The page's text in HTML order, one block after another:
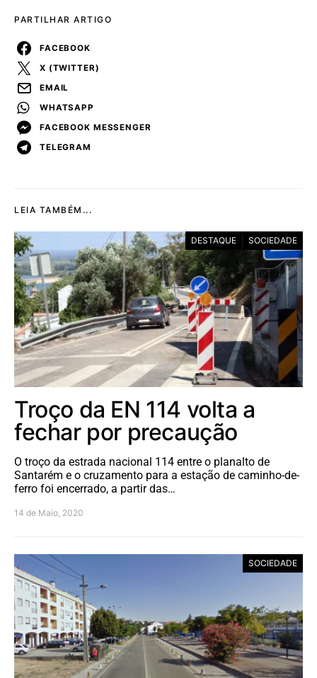
PARTILHAR ARTIGO
FACEBOOK
X (TWITTER)
EMAIL
WHATSAPP
FACEBOOK MESSENGER
TELEGRAM
LEIA TAMBÉM...
DESTAQUE SOCIEDADE
Troço da EN 114 volta a
fechar por precaução
O troço da estrada nacional 114 entre o planalto de
Santarém e o cruzamento para a estação de caminho-de-
ferro foi encerrado, a partir das…
14 de Maio, 2020
SOCIEDADE